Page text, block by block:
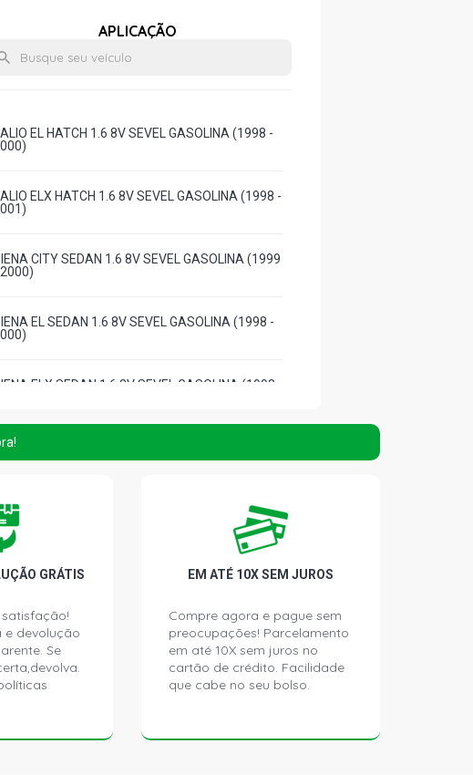
APLICAÇÃO
EL HATCH 1.6 8V SEVEL GASOLINA (1998 -
ELX HATCH 1.6 8V SEVEL GASOLINA (1998 -
CITY SEDAN 1.6 8V SEVEL GASOLINA (1999
EL SEDAN 1.6 8V SEVEL GASOLINA (1998 -
ELX SEDAN 1.6 8V SEVEL GASOLINA (1998 -
GRÁTIS
e devolução
Se
EM ATÉ 10X SEM JUROS
Compre agora e pague sem
preocupações! Parcelamento
em até 10X sem juros no
cartão de crédito. Facilidade
que cabe no seu bolso.